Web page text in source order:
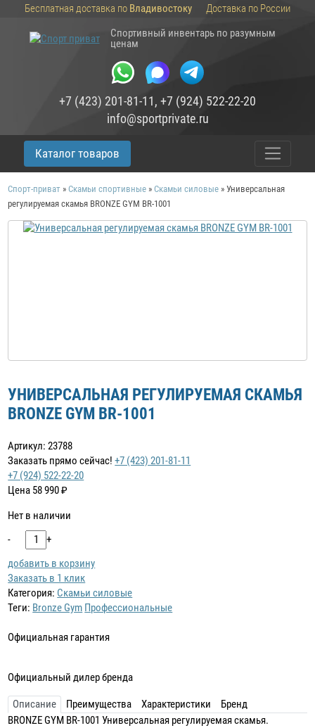
Бесплатная доставка по Владивостоку
Доставка по России
Спортивный инвентарь по разумным
ценам
+7 (423) 201-81-11, +7 (924) 522-22-20
info@sportprivate.ru
Каталог товаров
Спорт-приват »Скамьи спортивные »Скамьи силовые »Универсальная
регулируемая скамья BRONZE GYM BR-1001
УНИВЕРСАЛЬНАЯ РЕГУЛИРУЕМАЯ СКАМЬЯ
BRONZE GYM BR-1001
Артикул: 23788
Заказать прямо сейчас! +7 (423) 201-81-11
+7 (924) 522-22-20
Цена 58 990₽
Нет в наличии
-
+
добавить в корзину
Заказать в 1 клик
Категория: Скамьи силовые
Теги: Bronze Gym Профессиональные
Официальная гарантия
Официальный дилер бренда
Описание Преимущества Характеристики
Бренд
BRONZE GYM BR-1001 Универсальная регулируемая скамья.